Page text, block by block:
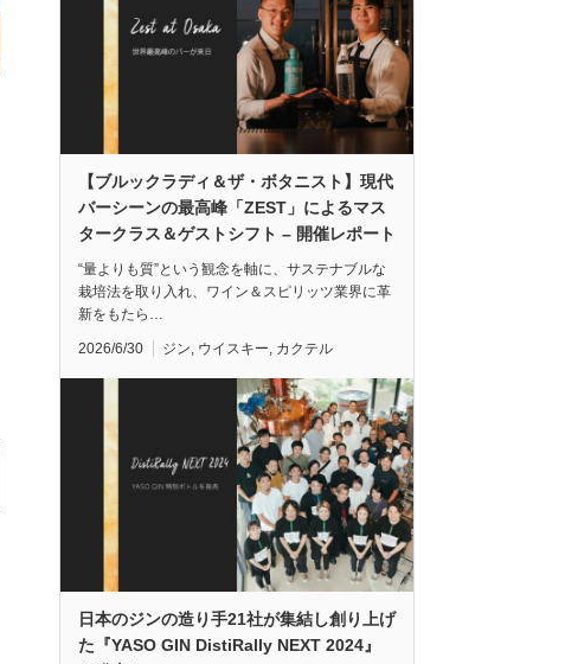
【ブルックラディ＆ザ・ボタニスト】現代
バーシーンの最高峰「ZEST」によるマス
タークラス＆ゲストシフト – 開催レポート
“量よりも質”という観念を軸に、サステナブルな
栽培法を取り入れ、ワイン＆スピリッツ業界に革
新をもたら…
2026/6/30 ジン ウイスキー カクテル
日本のジンの造り手21社が集結し創り上げ
た『YASO GIN DistiRally NEXT 2024』